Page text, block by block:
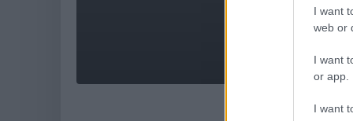
I want
web or
I want
or app.
I want
AMI